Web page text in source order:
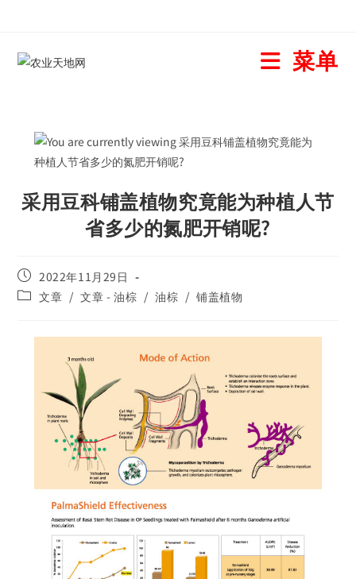
菜单
采用豆科铺盖植物究竟能为种植人节
省多少的氮肥开销呢?
2022年11月29日
文章 / 文章 - 油棕 / 油棕 / 铺盖植物